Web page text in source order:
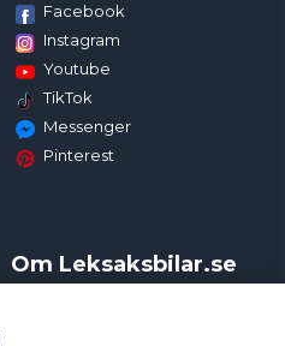
Facebook
Instagram
Youtube
TikTok
Messenger
Pinterest
Om Leksaksbilar.se